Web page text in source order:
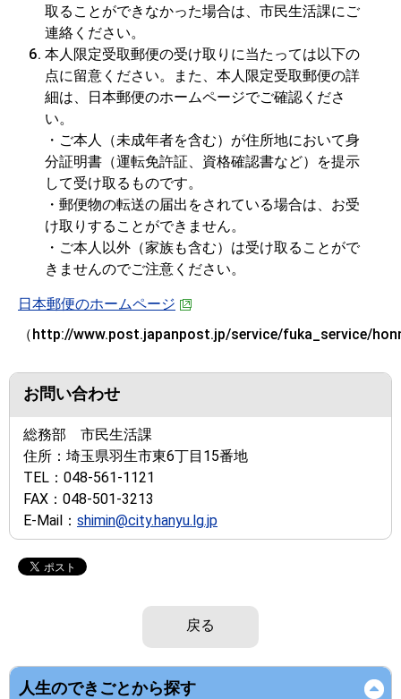
取ることができなかった場合は、市民生活課にご
連絡ください。
本人限定受取郵便の受け取りに当たっては以下の
点に留意ください。また、本人限定受取郵便の詳
細は、日本郵便のホームページでご確認くださ
い。
・ご本人（未成年者を含む）が住所地において身
分証明書（運転免許証、資格確認書など）を提示
して受け取るものです。
・郵便物の転送の届出をされている場合は、お受
け取りすることができません。
・ご本人以外（家族も含む）は受け取ることがで
きませんのでご注意ください。
日本郵便のホームページ
（http://www.post.japanpost.jp/service/fuka_service/
お問い合わせ
総務部 市民生活課
住所： 埼玉県羽生市東6丁目15番地
TEL： 048-561-1121
FAX： 048-501-3213
E-Mail： shimin@city.hanyu.lg.jp
戻る
人生のできごとから探す